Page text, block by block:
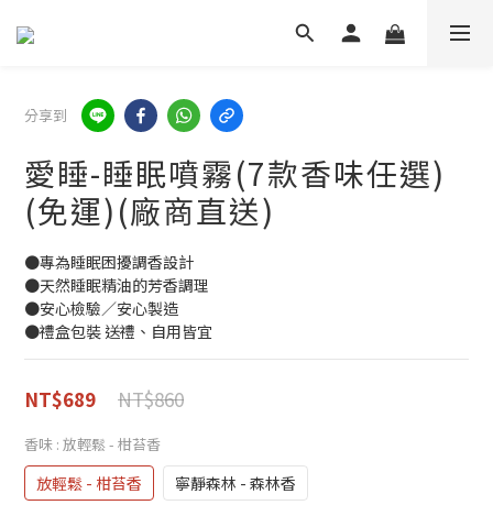
分享到
愛睡-睡眠噴霧(7款香味任選)
(免運)(廠商直送)
●專為睡眠困擾調香設計
●天然睡眠精油的芳香調理
●安心檢驗／安心製造
●禮盒包裝 送禮、自用皆宜
NT$860
NT$689
香味 : 放輕鬆 - 柑苔香
放輕鬆 - 柑苔香
寧靜森林 - 森林香